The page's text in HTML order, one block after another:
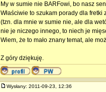
My w sumie nie BARFowi, bo nasz
Właściwie to szukam porady dla
(tzn. dla mnie w sumie nie, ale dla
nie je niczego innego, to niech je
Wiem, że to mało znany temat, ale
Z góry dziękuję.
Wysłany: 2011-09-23, 12:36